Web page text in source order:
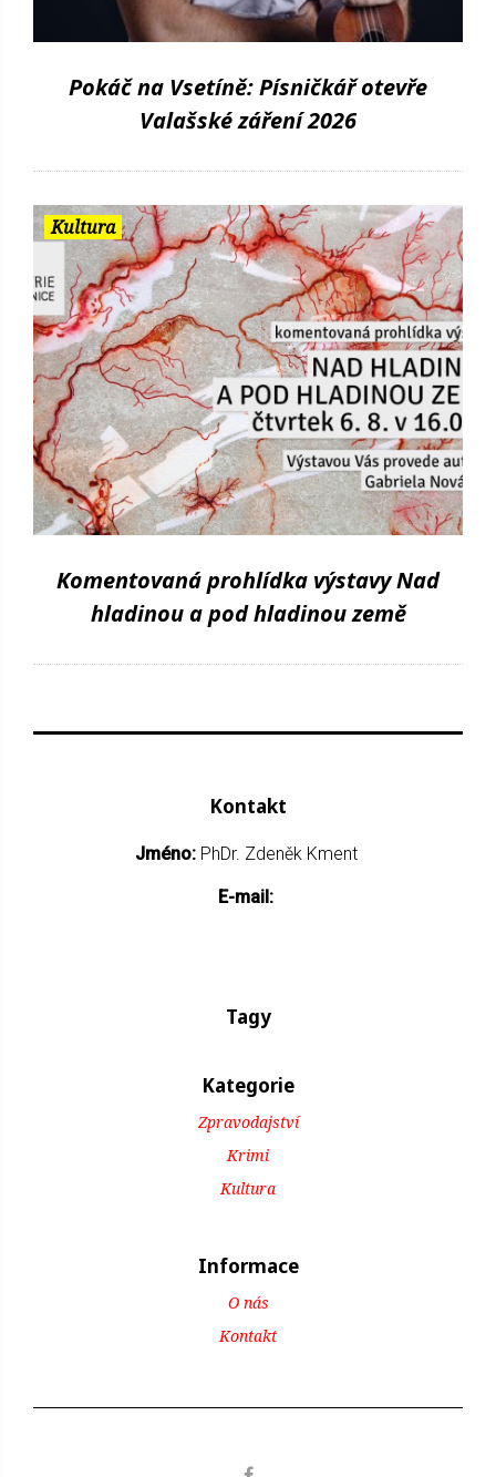
Pokáč na Vsetíně: Písničkář otevře
Valašské záření 2026
Kultura
Komentovaná prohlídka výstavy Nad
hladinou a pod hladinou země
Kontakt
Jméno: PhDr. Zdeněk Kment
E-mail:
Tagy
Kategorie
Zpravodajství
Krimi
Kultura
Informace
O nás
Kontakt